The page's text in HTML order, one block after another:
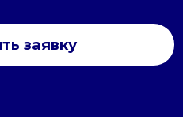
заявку